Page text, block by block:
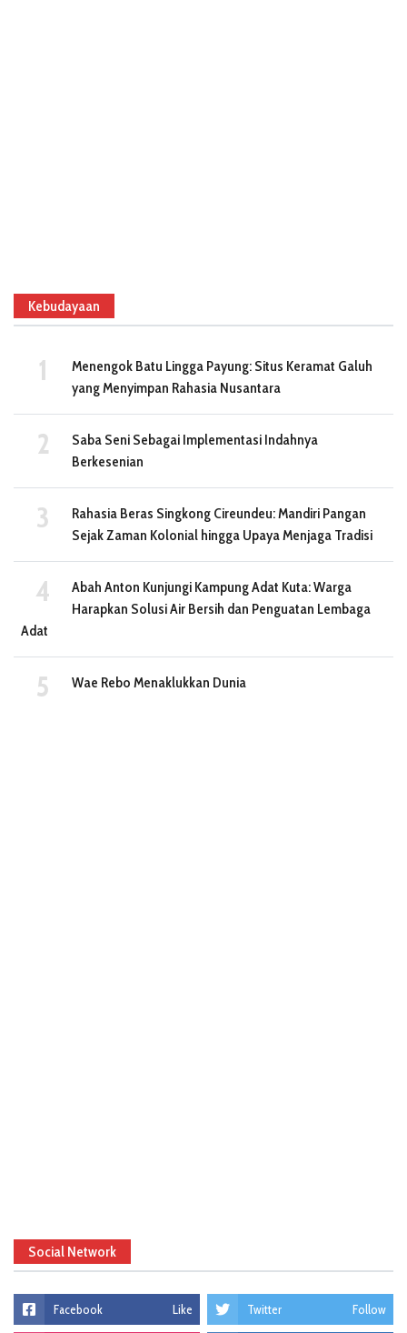
Kebudayaan
Menengok Batu Lingga Payung: Situs Keramat Galuh
yang Menyimpan Rahasia Nusantara
Saba Seni Sebagai Implementasi Indahnya
Berkesenian
Rahasia Beras Singkong Cireundeu: Mandiri Pangan
Sejak Zaman Kolonial hingga Upaya Menjaga Tradisi
Abah Anton Kunjungi Kampung Adat Kuta: Warga
Harapkan Solusi Air Bersih dan Penguatan Lembaga
Adat
Wae Rebo Menaklukkan Dunia
Social Network
Facebook Like Twitter Follow